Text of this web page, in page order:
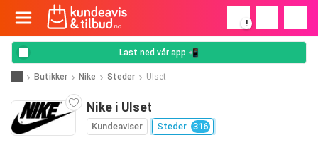
!
Last ned vår app 📲
Butikker Nike Steder Ulset
Nike i Ulset
Kundeaviser Steder 316